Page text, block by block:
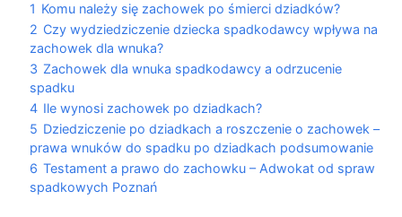
1 Komu należy się zachowek po śmierci dziadków?
2 Czy wydziedziczenie dziecka spadkodawcy wpływa na
zachowek dla wnuka?
3 Zachowek dla wnuka spadkodawcy a odrzucenie
spadku
4 Ile wynosi zachowek po dziadkach?
5 Dziedziczenie po dziadkach a roszczenie o zachowek –
prawa wnuków do spadku po dziadkach podsumowanie
6 Testament a prawo do zachowku – Adwokat od spraw
spadkowych Poznań